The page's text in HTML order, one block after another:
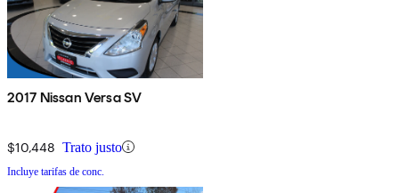
2017 Nissan Versa SV
$10,448 Trato justo
Incluye tarifas de conc.